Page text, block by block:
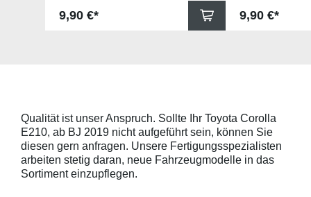
Schutzfolie gegen Kratzer in den
Griffmulden. Die Pads sind 78mm
beigelegter Anleitung) benetzen,
diese danach auflegen und mittig
anstreichen - anschließend die
Lackschutzfolie mittels Fön
erwärmen und von der Mitte
heraus in alle Richtungen
Regulärer Preis:
9,90 €*
Die Pads sind
Schutzpads
sollten die
Griffmulden
Aussenrändern
Regulärer
9,90 €*
Qualität ist unser Anspruch. Sollte Ihr Toyota Corolla
E210, ab BJ 2019 nicht aufgeführt sein, können Sie
diesen gern anfragen. Unsere Fertigungsspezialisten
arbeiten stetig daran, neue Fahrzeugmodelle in das
Sortiment einzupflegen.